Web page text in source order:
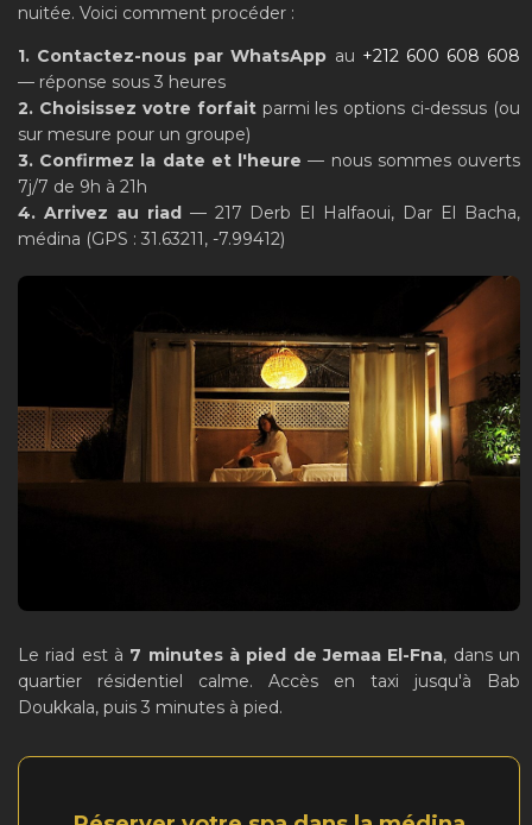
nuitée. Voici comment procéder :
1. Contactez-nous par WhatsApp au +212 600 608 608
— réponse sous 3 heures
2. Choisissez votre forfaitparmi les options ci-dessus (ou
sur mesure pour un groupe)
3. Confirmez la date et l'heure — nous sommes ouverts
7j/7 de 9h à 21h
4. Arrivez au riad— 217 Derb El Halfaoui, Dar El Bacha,
médina (GPS : 31.63211, -7.99412)
Le riad est à 7 minutes à pied de Jemaa El-Fna, dans un
quartier résidentiel calme. Accès en taxi jusqu'à Bab
Doukkala, puis 3 minutes à pied.